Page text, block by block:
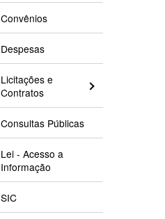
Convênios
Despesas
Licitações e
Contratos
Consultas Públicas
Lei - Acesso a
Informação
SIC